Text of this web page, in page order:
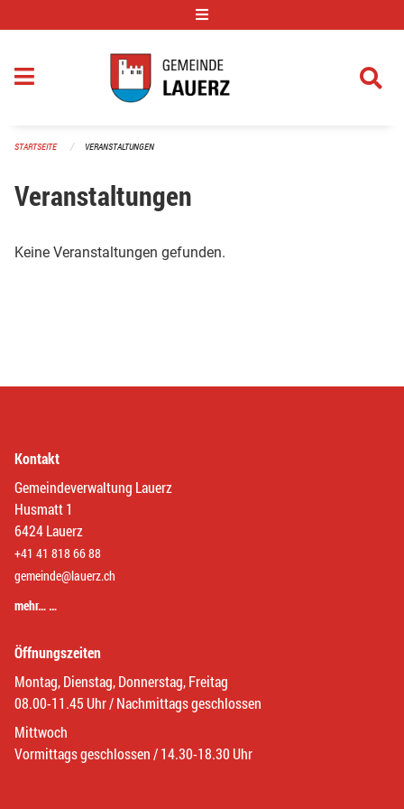
STARTSEITE VERANSTALTUNGEN
Veranstaltungen
Keine Veranstaltungen gefunden.
Kontakt
Gemeindeverwaltung Lauerz
Husmatt 1
6424 Lauerz
+41 41 818 66 88
gemeinde@lauerz.ch
mehr… …
Öffnungszeiten
Montag, Dienstag, Donnerstag, Freitag
08.00-11.45 Uhr / Nachmittags geschlossen
Mittwoch
Vormittags geschlossen / 14.30-18.30 Uhr